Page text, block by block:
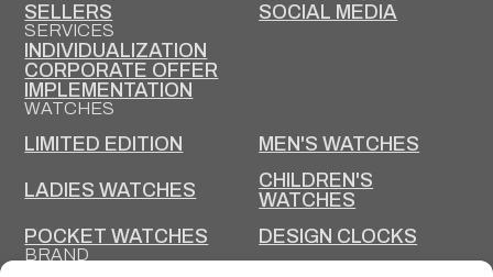
SELLERS
SOCIAL MEDIA
SERVICES
INDIVIDUALIZATION
CORPORATE OFFER
IMPLEMENTATION
WATCHES
LIMITED EDITION MEN'S WATCHES
LADIES WATCHES
CHILDREN'S
WATCHES
POCKET WATCHES
DESIGN CLOCKS
BRAND